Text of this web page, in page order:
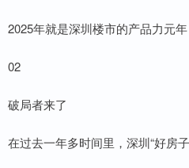
2025年就是深圳楼市的产品力元
02
破局者来了
在过去一年多时间里，深圳“好房